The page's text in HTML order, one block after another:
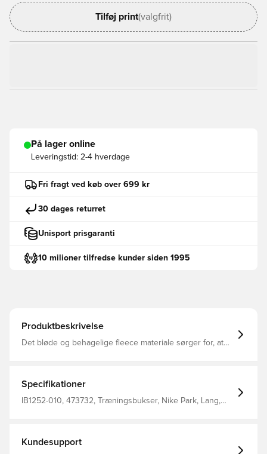
Tilføj print(valgfrit)
På lager online
Leveringstid: 2-4 hverdage
Fri fragt ved køb over 699 kr
30 dages returret
Unisport prisgaranti
10 milioner tilfredse kunder siden 1995
Produktbeskrivelse
Det bløde og behagelige fleece materiale sørger for, at
nemt kan tilpasse bukserne i livet Regular fit Fremstillet i
80% bomuld og 20% polyester.
Specifikationer
IB1252-010, 473732, Træningsbukser, Nike Park, Lang,
Kundesupport